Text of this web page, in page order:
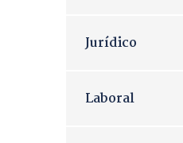
Jurídico
Laboral